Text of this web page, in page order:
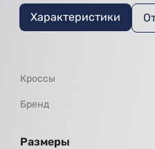
Характеристики
Кроссы
Бренд
Размеры